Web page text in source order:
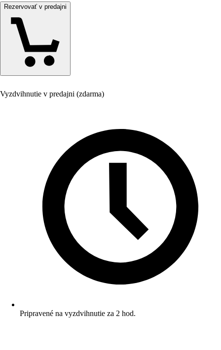
Rezervovať v predajni
Vyzdvihnutie v predajni (zdarma)
Pripravené na vyzdvihnutie za 2 hod.